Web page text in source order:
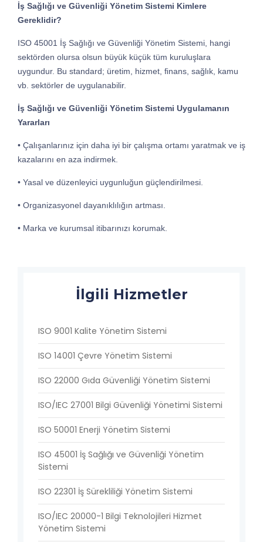
İş Sağlığı ve Güvenliği Yönetim Sistemi Kimlere
Gereklidir?
ISO 45001 İş Sağlığı ve Güvenliği Yönetim Sistemi, hangi
sektörden olursa olsun büyük küçük tüm kuruluşlara
uygundur. Bu standard; üretim, hizmet, ﬁnans, sağlık, kamu
vb. sektörler de uygulanabilir.
İş Sağlığı ve Güvenliği Yönetim Sistemi Uygulamanın
Yararları
• Çalışanlarınız için daha iyi bir çalışma ortamı yaratmak ve iş
kazalarını en aza indirmek.
• Yasal ve düzenleyici uygunluğun güçlendirilmesi.
• Organizasyonel dayanıklılığın artması.
• Marka ve kurumsal itibarınızı korumak.
İlgili Hizmetler
ISO 9001 Kalite Yönetim Sistemi
ISO 14001 Çevre Yönetim Sistemi
ISO 22000 Gıda Güvenliği Yönetim Sistemi
ISO/IEC 27001 Bilgi Güvenliği Yönetimi Sistemi
ISO 50001 Enerji Yönetim Sistemi
ISO 45001 İş Sağlığı ve Güvenliği Yönetim
Sistemi
ISO 22301 İş Sürekliliği Yönetim Sistemi
ISO/IEC 20000-1 Bilgi Teknolojileri Hizmet
Yönetim Sistemi